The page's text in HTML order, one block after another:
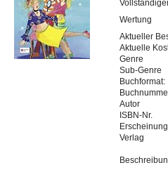
Wertung
Aktueller
Aktuelle
Genre
Sub-Genre
Buchformat:
Autor
ISBN-Nr.
Verlag